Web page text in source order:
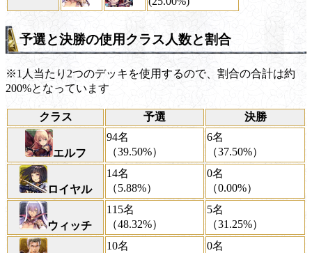
予選と決勝の使用クラス人数と割合
※1人当たり2つのデッキを使用するので、割合の合計は約
200%となっています
クラス 予選 決勝
エルフ
94名
（39.50%）
6名
（37.50%）
ロイヤル
14名
（5.88%）
0名
（0.00%）
ウィッチ
115名
（48.32%）
5名
（31.25%）
10名
0名